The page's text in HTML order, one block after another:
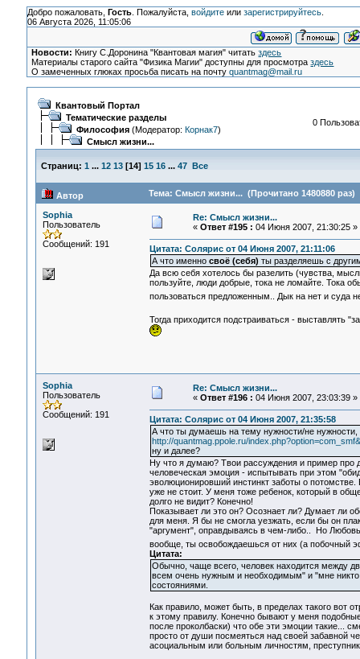
Добро пожаловать, Гость. Пожалуйста, войдитеили зарегистрируйтесь.
06 Августа 2026, 11:05:06
Новости: Книгу С.Доронина "Квантовая магия" читатьздесь
Материалы старого сайта "Физика Магии" доступны для просмотраздесь
О замеченных глюках просьба писать на почтуquantmag@mail.ru
Квантовый Портал
Тематические разделы
Философия(Модератор: Корнак7)
Смысл жизни...
0
Страниц: 1 ... 12 13[14] 15 16 ... 47 Все
Автор Тема: Смысл жизни... (Прочитано 1480880 раз)
Sophia
Пользователь
Сообщений: 191
Re: Смысл жизни...
« Ответ #195 : 04 Июня 2007, 21:30:25 »
Цитата: Солярис от 04 Июня 2007, 21:11:06
А что именно своё (себя) ты разделяешь с
Да всю себя хотелось бы разелить (чувства,
пользуйте, люди добрые, тока не ломайте. Тока
пользоваться предложенным.. Дык на нет и суда
Тогда приходится подстраиваться - выставлять
Sophia
Пользователь
Сообщений: 191
Re: Смысл жизни...
« Ответ #196 : 04 Июня 2007, 23:03:39 »
Цитата: Солярис от 04 Июня 2007, 21:35:58
А что ты думаешь на тему нужности/не нужности,
http://quantmag.ppole.ru/
ну и далее?
Ну что я думаю? Твои рассуждения и пример про
человеческая эмоция - испытывать при этом
эволюционировший инстинкт заботы о потомстве.
уже не стоит. У меня тоже ребенок, который в
долго не видит? Конечно!
Показывает ли это он? Осознает ли? Думает ли
для меня. Я бы не смогла уезжать, если бы он
"аргумент", оправдываясь в чем-либо.. Но
вообще, ты освобождаешься от них (а побочный
Цитата:
Обычно, чаще всего, человек находится между
всем очень нужным и необходимым" и "мне
состояниями.
Как правило, может быть, в пределах такого вот
к этому правилу. Конечно бывают у меня
после проколбаски) что обе эти эмоции такие...
просто от души посмеяться над своей забавной
асоциальным или больным личностям,